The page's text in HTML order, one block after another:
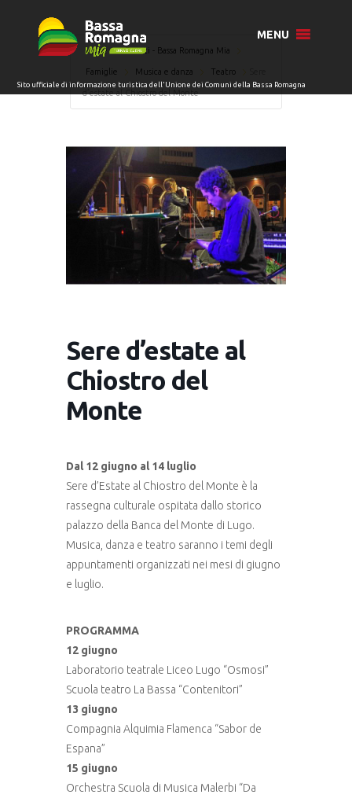
MENU
Home Eventi - Bassa Romagna Mia
Famiglie Musica e danza Teatro
d’estate al Chiostro del Monte
Sere d’estate al
Chiostro del
Monte
Dal 12 giugno al 14 luglio
Sere d’Estate al Chiostro del Monte è la
rassegna culturale ospitata dallo storico
palazzo della Banca del Monte di Lugo.
Musica, danza e teatro saranno i temi degli
appuntamenti organizzati nei mesi di giugno
e luglio.
PROGRAMMA
12 giugno
Laboratorio teatrale Liceo Lugo “Osmosi”
Scuola teatro La Bassa “Contenitori”
13 giugno
Compagnia Alquimia Flamenca “Sabor de
Espana”
15 giugno
Orchestra Scuola di Musica Malerbi “Da